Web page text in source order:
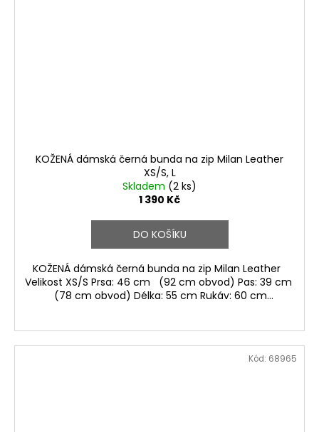
KOŽENÁ dámská černá bunda na zip Milan Leather
XS/S, L
Skladem (2 ks)
1 390 Kč
DO KOŠÍKU
KOŽENÁ dámská černá bunda na zip Milan Leather
Velikost XS/S Prsa: 46 cm (92 cm obvod) Pas: 39 cm
(78 cm obvod) Délka: 55 cm Rukáv: 60 cm...
Kód: 68965